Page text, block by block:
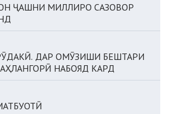
ҶАШНИ МИЛЛИРО САЗОВОР
ДАР ОМӮЗИШИ БЕШТАРИ
НАБОЯД КАРД